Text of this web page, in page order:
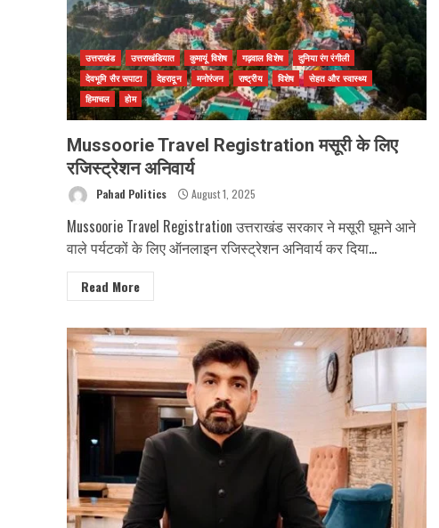
उत्तराखंड उत्तराखंडियात कुमायूं विशेष गढ़वाल विशेष
दुनिया रंग रंगीली
देवभूमि सैर सपाटा
देहरादून मनोरंजन राष्ट्रीय विशेष
सेहत और स्वास्थ्य
हिमाचल
होम
Mussoorie Travel Registration मसूरी के लिए
रजिस्ट्रेशन अनिवार्य
Pahad Politics August 1, 2025
Mussoorie Travel Registration उत्तराखंड सरकार ने मसूरी घूमने आने
वाले पर्यटकों के लिए ऑनलाइन रजिस्ट्रेशन अनिवार्य कर दिया...
Read More